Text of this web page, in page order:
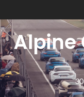
Alpine